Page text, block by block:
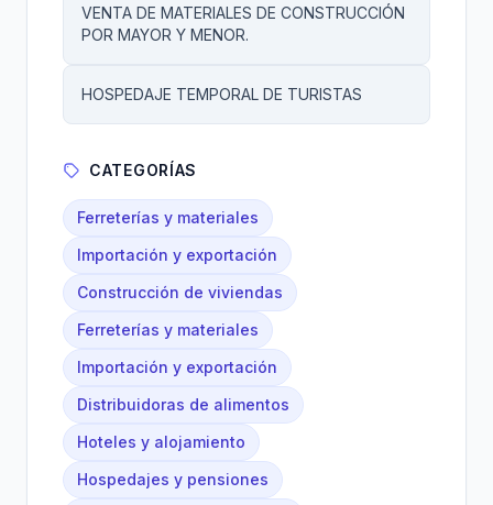
VENTA DE MATERIALES DE CONSTRUCCIÓN
POR MAYOR Y MENOR.
HOSPEDAJE TEMPORAL DE TURISTAS
CATEGORÍAS
Ferreterías y materiales
Importación y exportación
Construcción de viviendas
Ferreterías y materiales
Importación y exportación
Distribuidoras de alimentos
Hoteles y alojamiento
Hospedajes y pensiones